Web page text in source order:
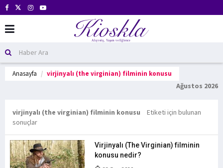
Anasayfa virjinyalı (the virginian) filminin konusu
Ağustos 2026
virjinyalı (the virginian) filminin konusu
Etiketi için bulunan
sonuçlar
Virjinyalı (The Virginian) filminin
konusu nedir?